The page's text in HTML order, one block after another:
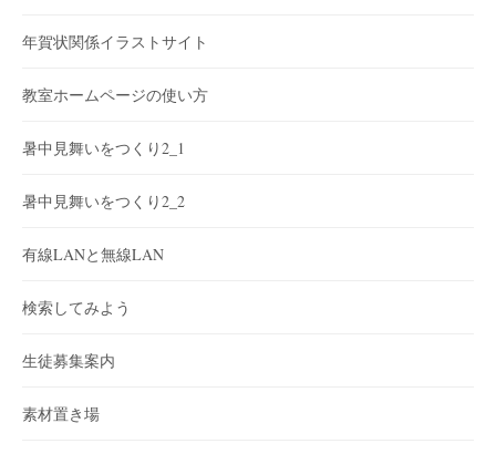
年賀状関係イラストサイト
教室ホームページの使い方
暑中見舞いをつくり2_1
暑中見舞いをつくり2_2
有線LANと無線LAN
検索してみよう
生徒募集案内
素材置き場